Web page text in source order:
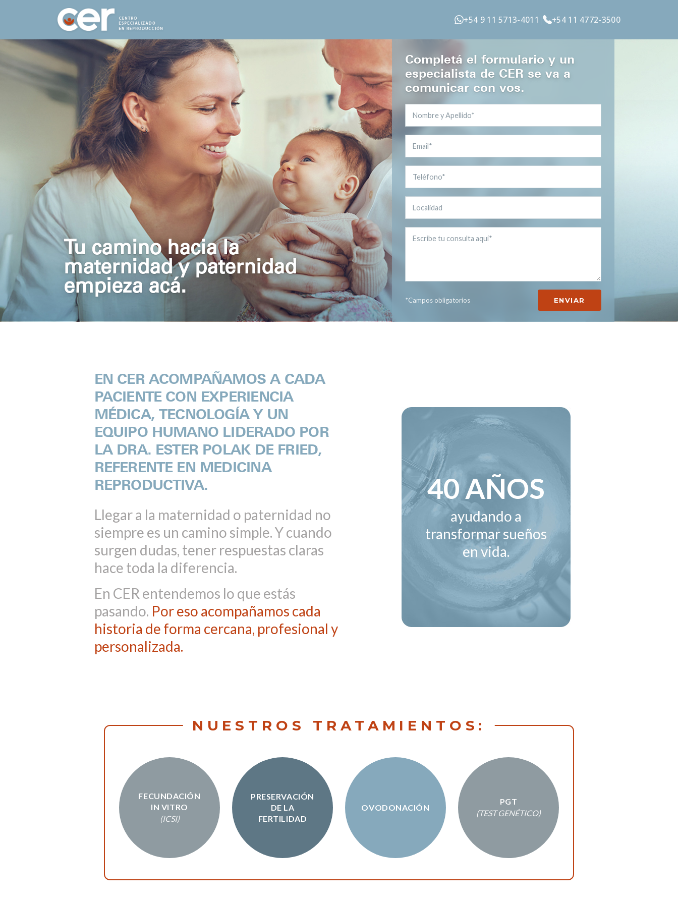
+54 9 11 5713-4011 | +54 11 4772-3500
Tu camino hacia la
maternidad y paternidad
empieza acá.
Completá el formulario y un
especialista de CER se va a
comunicar con vos.
*Campos obligatorios ENVIAR
EN CER ACOMPAÑAMOS A CADA
PACIENTE CON EXPERIENCIA
MÉDICA, TECNOLOGÍA Y UN
EQUIPO HUMANO LIDERADO POR
LA DRA. ESTER POLAK DE FRIED,
REFERENTE EN MEDICINA
REPRODUCTIVA.
Llegar a la maternidad o paternidad no
siempre es un camino simple. Y cuando
surgen dudas, tener respuestas claras
hace toda la diferencia.
En CER entendemos lo que estás
pasando. Por eso acompañamos cada
historia de forma cercana, profesional y
personalizada.
40 AÑOS
ayudando a
transformar sueños
en vida.
NUESTROS TRATAMIENTOS:
FECUNDACIÓN
IN VITRO
(ICSI)
PRESERVACIÓN
DE LA
FERTILIDAD
OVODONACIÓN
PGT
(TEST GENÉTICO)